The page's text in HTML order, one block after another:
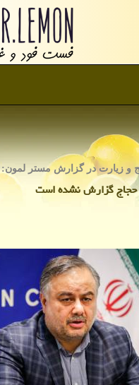
زیارت در گزارش مستر لمون:
حجاج گزارش نشده است